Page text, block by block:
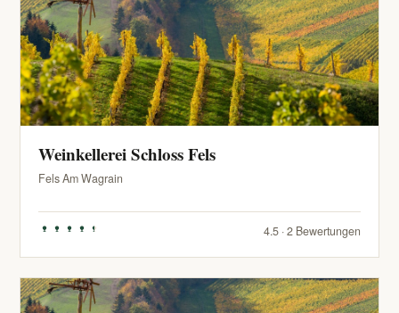
Weinkellerei Schloss Fels
Fels Am Wagrain
4.5 · 2 Bewertungen